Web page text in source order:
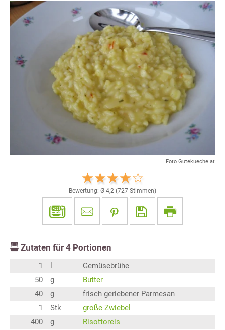
Foto Gutekueche.at
Bewertung: Ø 4,2 (727 Stimmen)
Zutaten für 4 Portionen
1
Gemüsebrühe
50
g
Butter
40
g
frisch geriebener Parmesan
1
Stk
große Zwiebel
400
g
Risottoreis